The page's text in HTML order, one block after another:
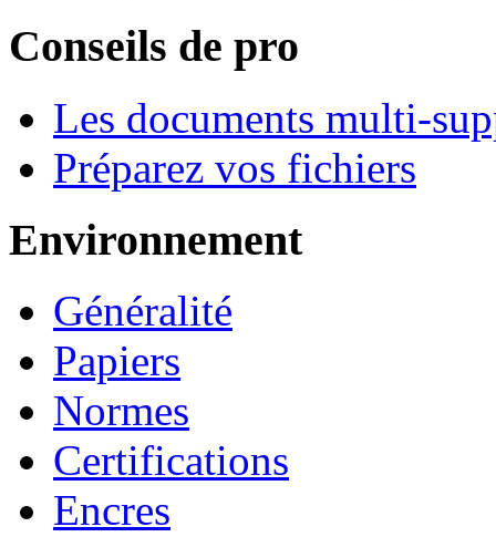
Conseils de pro
Les documents multi-
Préparez vos fichiers
Environnement
Généralité
Papiers
Normes
Certifications
Encres